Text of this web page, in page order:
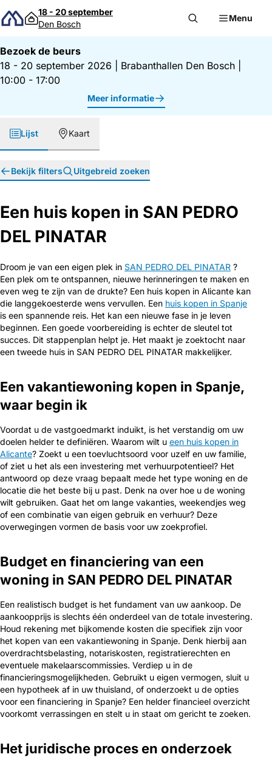
Direct naar inhoud
18 - 20 september
Den Bosch
Menu
Bezoek de beurs
18 - 20 september 2026
Brabanthallen Den Bosch
10:00 - 17:00
Meer informatie
Lijst Kaart
Bekijk filters Uitgebreid zoeken
Een huis kopen in SAN PEDRO
DEL PINATAR
Droom je van een eigen plek in SAN PEDRO DEL PINATAR ?
Een plek om te ontspannen, nieuwe herinneringen te maken en
even weg te zijn van de drukte? Een huis kopen in Alicante kan
die langgekoesterde wens vervullen. Een huis kopen in Spanje
is een spannende reis. Het kan een nieuwe fase in je leven
beginnen. Een goede voorbereiding is echter de sleutel tot
succes. Dit stappenplan helpt je. Het maakt je zoektocht naar
een tweede huis in SAN PEDRO DEL PINATAR makkelijker.
Een vakantiewoning kopen in Spanje,
waar begin ik
Voordat u de vastgoedmarkt induikt, is het verstandig om uw
doelen helder te definiëren. Waarom wilt u een huis kopen in
Alicante? Zoekt u een toevluchtsoord voor uzelf en uw familie,
of ziet u het als een investering met verhuurpotentieel? Het
antwoord op deze vraag bepaalt mede het type woning en de
locatie die het beste bij u past. Denk na over hoe u de woning
wilt gebruiken. Gaat het om lange vakanties, weekendjes weg
of een combinatie van eigen gebruik en verhuur? Deze
overwegingen vormen de basis voor uw zoekprofiel.
Budget en financiering van een
woning in SAN PEDRO DEL PINATAR
Een realistisch budget is het fundament van uw aankoop. De
aankoopprijs is slechts één onderdeel van de totale investering.
Houd rekening met bijkomende kosten die specifiek zijn voor
het kopen van een vakantiewoning in Spanje. Denk hierbij aan
overdrachtsbelasting, notariskosten, registratierechten en
eventuele makelaarscommissies. Verdiep u in de
financieringsmogelijkheden. Gebruikt u eigen vermogen, sluit u
een hypotheek af in uw thuisland, of onderzoekt u de opties
voor een financiering in Spanje? Een helder financieel overzicht
voorkomt verrassingen en stelt u in staat om gericht te zoeken.
Het juridische proces en onderzoek